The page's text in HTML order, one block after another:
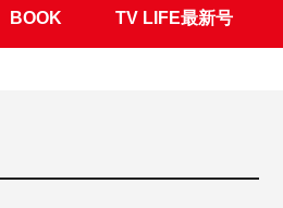
BOOK TV LIFE最新号